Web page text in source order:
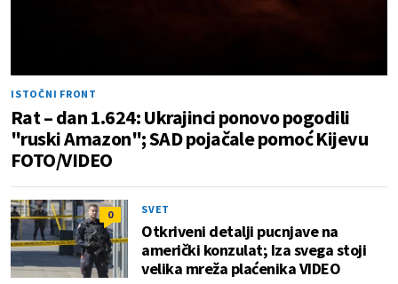
ISTOČNI FRONT
Rat – dan 1.624: Ukrajinci ponovo pogodili
"ruski Amazon"; SAD pojačale pomoć Kijevu
FOTO/VIDEO
0 SVET
Otkriveni detalji pucnjave na
američki konzulat; Iza svega stoji
velika mreža plaćenika VIDEO